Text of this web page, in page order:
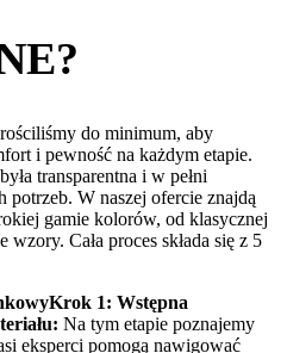
do minimum, aby
i pewność na każdym etapie.
transparentna i w pełni
W naszej ofercie znajdą
gamie kolorów, od klasycznej
Cała proces składa się z 5
Krok 1: Wstępna
Na tym etapie poznajemy
eksperci pomogą nawigować